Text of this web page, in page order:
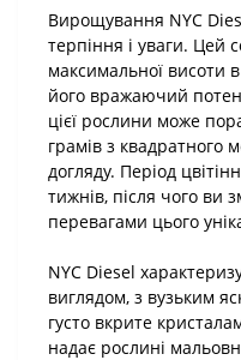
Вирощування NYC
терпіння і уваги. Цей
максимальної висоти
його вражаючий
цієї рослини може
грамів з квадратного
догляду. Період
тижнів, після чого ви
перевагами цього
NYC Diesel
виглядом, з вузьким
густо вкрите
надає рослині